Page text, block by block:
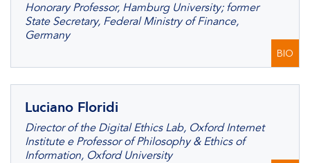
Honorary Professor, Hamburg University; former
State Secretary, Federal Ministry of Finance,
Germany
BIO
Luciano Floridi
Director of the Digital Ethics Lab, Oxford Internet
Institute e Professor of Philosophy & Ethics of
Information, Oxford University